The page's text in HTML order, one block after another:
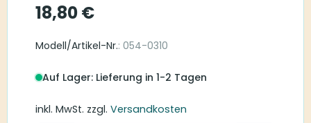
18,80€
Modell/Artikel-Nr.: 054-0310
Auf Lager: Lieferung in 1-2 Tagen
inkl. MwSt. zzgl. Versandkosten